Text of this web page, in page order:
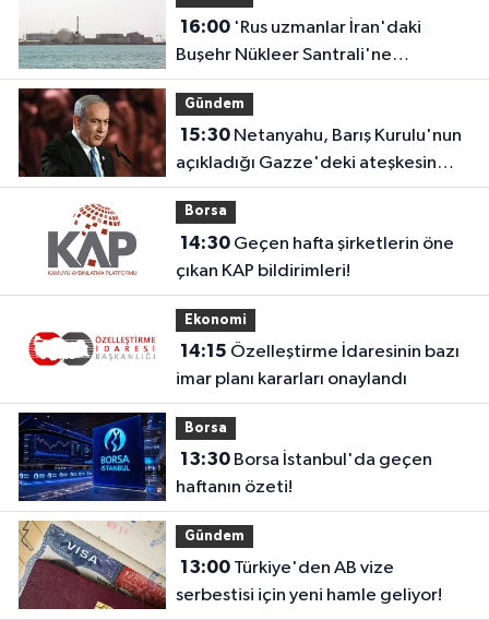
16:00'Rus uzmanlar İran'daki
Buşehr Nükleer Santrali'ne
dönmeye başladı'
Gündem
15:30Netanyahu, Barış Kurulu'nun
açıkladığı Gazze'deki ateşkesin
ikinci aşaması planını reddetti
Borsa
14:30Geçen hafta şirketlerin öne
çıkan KAP bildirimleri!
Ekonomi
14:15
imar planı kararları onaylandı
Borsa
13:30Borsa İstanbul'da geçen
haftanın özeti!
Gündem
13:00Türkiye'den AB vize
serbestisi için yeni hamle geliyor!